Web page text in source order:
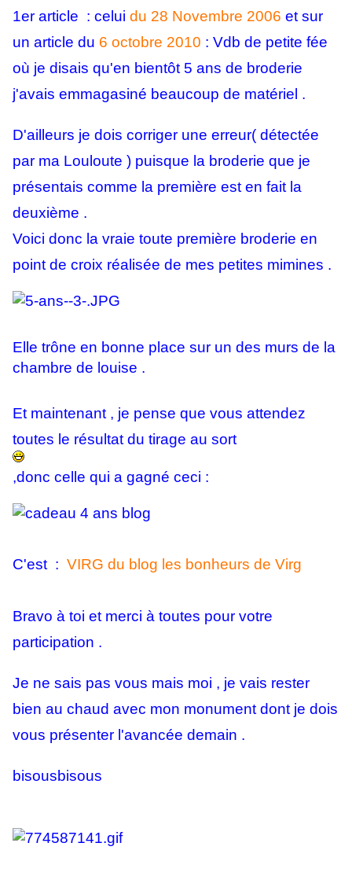
1er article : celui du 28 Novembre 2006 et sur
un article du 6 octobre 2010 : Vdb de petite fée
où je disais qu'en bientôt 5 ans de broderie
j'avais emmagasiné beaucoup de matériel .
D'ailleurs je dois corriger une erreur( détectée
par ma Louloute ) puisque la broderie que je
présentais comme la première est en fait la
deuxième .
Voici donc la vraie toute première broderie en
point de croix réalisée de mes petites mimines .
Elle trône en bonne place sur un des murs de la
chambre de louise .
Et maintenant , je pense que vous attendez
toutes le résultat du tirage au sort
,donc celle qui a gagné ceci :
C'est : VIRG du blog les bonheurs de Virg
Bravo à toi et merci à toutes pour votre
participation .
Je ne sais pas vous mais moi , je vais rester
bien au chaud avec mon monument dont je dois
vous présenter l'avancée demain .
bisousbisous